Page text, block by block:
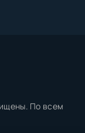
По всем